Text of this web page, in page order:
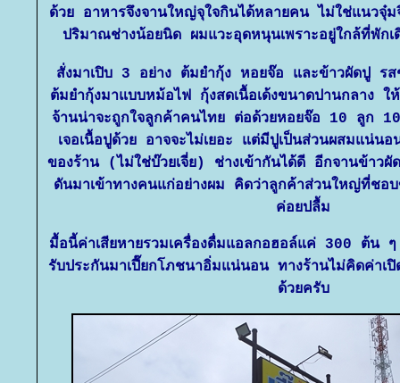
ด้วย อาหารจึงจานใหญ่จุใจกินได้หลายคน ไม่ใช่แนวจุ๋
ปริมาณช่างน้อยนิด ผมแวะอุดหนุนเพราะอยู่ใกล้ที่พั
สั่งมาเปิบ 3 อย่าง ต้มยำกุ้ง หอยจ๊อ และข้าวผัดปู ร
ต้มยำกุ้งมาแบบหม้อไฟ กุ้งสดเนื้อเด้งขนาดปานกลาง ใ
จ้านน่าจะถูกใจลูกค้าคนไทย ต่อด้วยหอยจ๊อ 10 ลูก
เจอเนื้อปูด้วย อาจจะไม่เยอะ แต่มีปูเป็นส่วนผสมแน่น
ของร้าน (ไม่ใช่บ๊วยเจี่ย) ช่างเข้ากันได้ดี อีกจานข้าว
ดันมาเข้าทางคนแก่อย่างผม คิดว่าลูกค้าส่วนใหญ่ที่ชอ
ค่อยปลื้ม
มื้อนี้ค่าเสียหายรวมเครื่องดื่มแอลกอฮอล์แค่ 300 ต้น
รับประกันมาเปี๊ยกโภชนาอิ่มแน่นอน ทางร้านไม่คิดค่าเปิ
ด้วยครับ